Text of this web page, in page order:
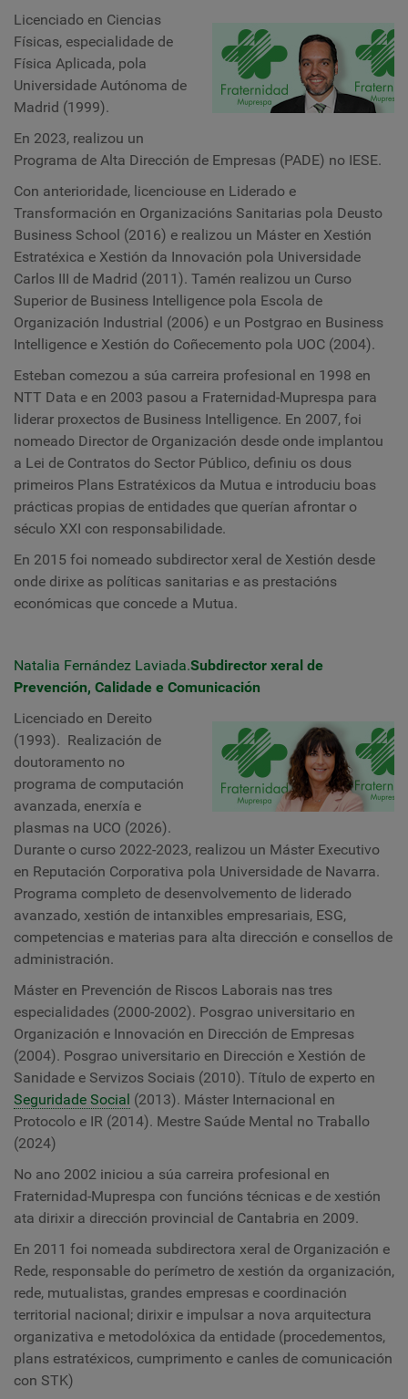
Licenciado en Ciencias
Físicas, especialidade de
Física Aplicada, pola
Universidade Autónoma de
Madrid (1999).
En 2023, realizou un
Programa de Alta Dirección de Empresas (PADE) no IESE.
Con anterioridade, licenciouse en Liderado e
Transformación en Organizacións Sanitarias pola Deusto
Business School (2016) e realizou un Máster en Xestión
Estratéxica e Xestión da Innovación pola Universidade
Carlos III de Madrid (2011). Tamén realizou un Curso
Superior de Business Intelligence pola Escola de
Organización Industrial (2006) e un Postgrao en Business
Intelligence e Xestión do Coñecemento pola UOC (2004).
Esteban comezou a súa carreira profesional en 1998 en
NTT Data e en 2003 pasou a Fraternidad-Muprespa para
liderar proxectos de Business Intelligence. En 2007, foi
nomeado Director de Organización desde onde implantou
a Lei de Contratos do Sector Público, definiu os dous
primeiros Plans Estratéxicos da Mutua e introduciu boas
prácticas propias de entidades que querían afrontar o
século XXI con responsabilidade.
En 2015 foi nomeado subdirector xeral de Xestión desde
onde dirixe as políticas sanitarias e as prestacións
económicas que concede a Mutua.
Natalia Fernández Laviada.Subdirector xeral de
Prevención, Calidade e Comunicación
Licenciado en Dereito
(1993). Realización de
doutoramento no
programa de computación
avanzada, enerxía e
plasmas na UCO (2026).
Durante o curso 2022-2023, realizou un Máster Executivo
en Reputación Corporativa pola Universidade de Navarra.
Programa completo de desenvolvemento de liderado
avanzado, xestión de intanxibles empresariais, ESG,
competencias e materias para alta dirección e consellos de
administración.
Máster en Prevención de Riscos Laborais nas tres
especialidades (2000-2002). Posgrao universitario en
Organización e Innovación en Dirección de Empresas
(2004). Posgrao universitario en Dirección e Xestión de
Sanidade e Servizos Sociais (2010). Título de experto en
Seguridade Social (2013). Máster Internacional en
Protocolo e IR (2014). Mestre Saúde Mental no Traballo
(2024)
No ano 2002 iniciou a súa carreira profesional en
Fraternidad-Muprespa con funcións técnicas e de xestión
ata dirixir a dirección provincial de Cantabria en 2009.
En 2011 foi nomeada subdirectora xeral de Organización e
Rede, responsable do perímetro de xestión da organización,
rede, mutualistas, grandes empresas e coordinación
territorial nacional; dirixir e impulsar a nova arquitectura
organizativa e metodolóxica da entidade (procedementos,
plans estratéxicos, cumprimento e canles de comunicación
con STK)